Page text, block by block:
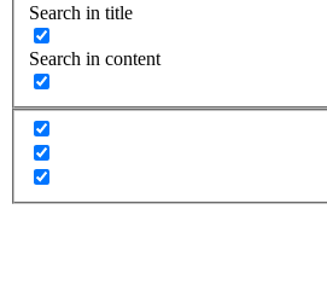
Search in title
Search in content